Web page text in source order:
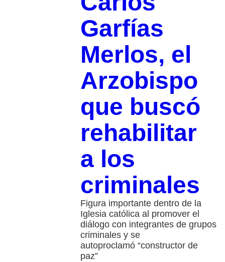
Garfías
Merlos, el
Arzobispo
que buscó
rehabilitar
a los
criminales
Figura importante dentro de la
Iglesia católica al promover el
diálogo con integrantes de grupos
criminales y se
autoproclamó “constructor de
paz”